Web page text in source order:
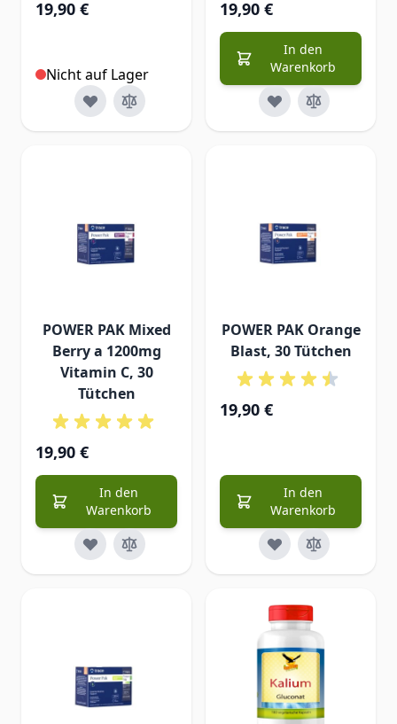
19,90 €
Nicht auf Lager
19,90 €
In den
Warenkorb
POWER PAK Mixed
Berry a 1200mg
Vitamin C, 30
Tütchen
19,90 €
In den
Warenkorb
POWER PAK Orange
Blast, 30 Tütchen
19,90 €
In den
Warenkorb